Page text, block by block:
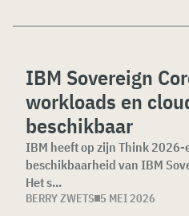
IBM Sovereign
workloads en
beschikbaar
IBM heeft op zijn Think
beschikbaarheid van IBM
Het s...
BERRY ZWETS 5 MEI 2026